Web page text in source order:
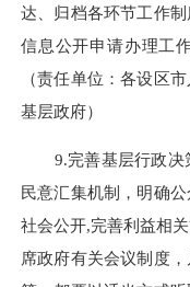
达、归档各环节工作
信息公开申请办理工
（责任单位：各设区
基层政府）
9.完善基层行政决
民意汇集机制，明确
社会公开,完善利益相
席政府有关会议制度